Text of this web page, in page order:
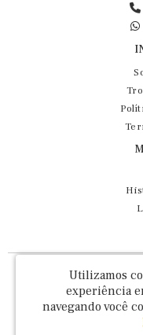
Fernando Maluhy
Rua Dr Euclydes da
Utilizamos
experiência
navegando você